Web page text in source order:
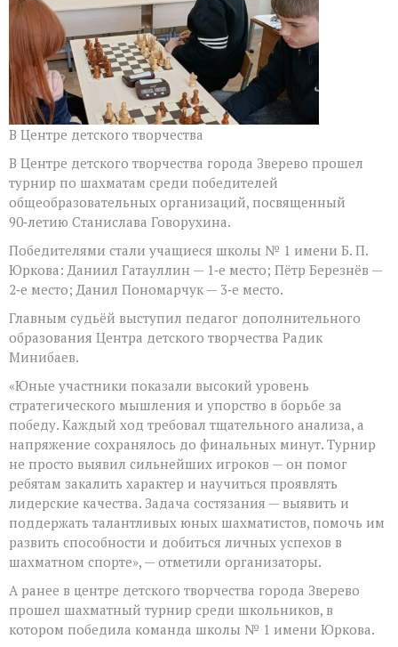
В Центре детского творчества
В Центре детского творчества города Зверево прошел
турнир по шахматам среди победителей
общеобразовательных организаций, посвященный
90‑летию Станислава Говорухина.
Победителями стали учащиеся школы № 1 имени Б. П.
Юркова: Даниил Гатауллин — 1‑е место; Пётр Березнёв —
2‑е место; Данил Пономарчук — 3‑е место.
Главным судьёй выступил педагог дополнительного
образования Центра детского творчества Радик
Минибаев.
«Юные участники показали высокий уровень
стратегического мышления и упорство в борьбе за
победу. Каждый ход требовал тщательного анализа, а
напряжение сохранялось до финальных минут. Турнир
не просто выявил сильнейших игроков — он помог
ребятам закалить характер и научиться проявлять
лидерские качества. Задача состязания — выявить и
поддержать талантливых юных шахматистов, помочь им
развить способности и добиться личных успехов в
шахматном спорте», — отметили организаторы.
А ранее в центре детского творчества города Зверево
прошел шахматный турнир среди школьников, в
котором победила команда школы № 1 имени Юркова.